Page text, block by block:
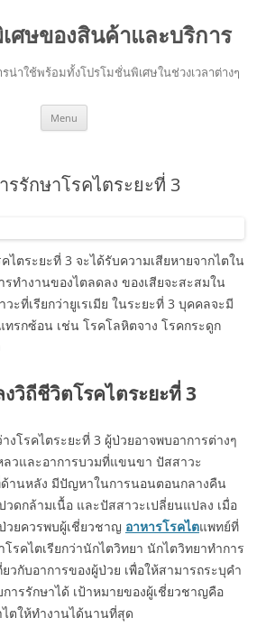
ศษของสินค้าและบริการ
น่าใช้พร้อมทั้งโปรโมชั่นพิเศษในช่วงเวลาต่างๆ
Menu
รรักษาโรคไตระยะที่ 3
ไตระยะที่ 3 จะได้รับความเสียหายจากไตใน
รทำงานของไตลดลง ของเสียจะสะสมใน
วะที่เรียกว่ายูเรเมีย ในระยะที่ 3 บุคคลจะมี
รกซ้อน เช่น โรคโลหิตจาง โรคกระดูก
วิถีชีวิตโรคไตระยะที่ 3
งโรคไตระยะที่ 3 ผู้ป่วยอาจพบอาการต่างๆ
ลวและอาการบวมที่แขนขา ปัสสาวะ
านหลัง มีปัญหาในการนอนตอนกลางคืน
วดกล้ามเนื้อ และปัสสาวะเปลี่ยนแปลง เมื่อ
วยควรพบผู้เชี่ยวชาญ อาหารโรคไตแพทย์ที่
รคไตเรียกว่านักไตวิทยา นักไตวิทยาทำการ
วกับอาการของผู้ป่วย เพื่อให้สามารถระบุคำ
ารรักษาได้ เป้าหมายของผู้เชี่ยวชาญคือ
ตให้ทำงานได้นานที่สุด